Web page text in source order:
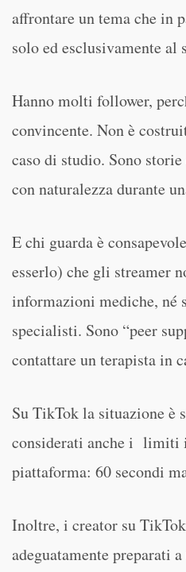
affrontare un tema che in
solo ed esclusivamente al
Hanno molti follower,
convincente. Non è
caso di studio. Sono
con naturalezza durante
E chi guarda è
esserlo) che gli streamer
informazioni mediche, né
specialisti. Sono “peer
contattare un terapista in
Su TikTok la situazione è
considerati anche i limiti
piattaforma: 60 secondi
Inoltre, i creator su
adeguatamente preparati